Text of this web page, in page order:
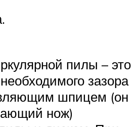
пилы – это
зазора
шпицем (он
нож)